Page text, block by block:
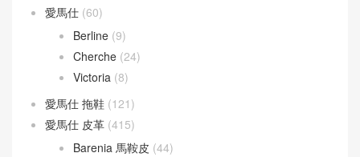
愛馬仕 (60)
Berline (9)
Cherche (24)
Victoria (8)
愛馬仕 拖鞋 (121)
愛馬仕 皮革 (415)
Barenia 馬鞍皮 (44)